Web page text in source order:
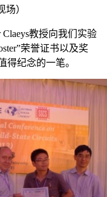
场）
教授向我们实验
荣誉证书以及奖
得纪念的一笔。